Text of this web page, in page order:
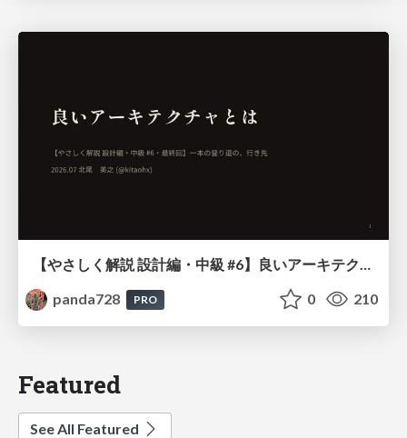
【やさしく解説 設計編・中級 #6】良いアーキテクチャとは ～ 一本の登り道の、行き先 ～
panda728
PRO 0 210
Featured
See All Featured